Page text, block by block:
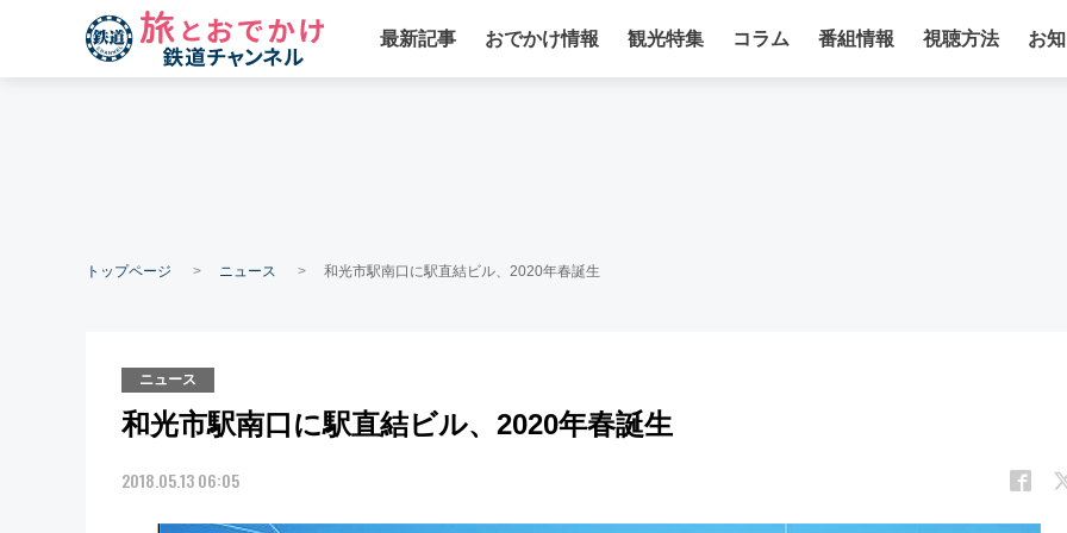
最新記事 おでかけ情報 観光特集 コラム 番組情報 視聴方法 お
トップページ ニュース 和光市駅南口に駅直結ビル、2020年春誕生
ニュース
和光市駅南口に駅直結ビル、2020年春誕生
2018.05.13 06:05